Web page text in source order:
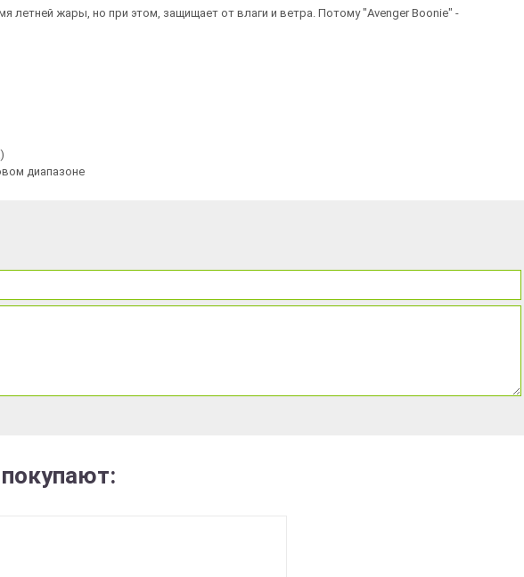
летней жары, но при этом, защищает от влаги и ветра. Потому "Avenger Boonie" -
диапазоне